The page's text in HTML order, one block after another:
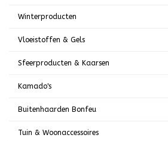
Winterproducten
Vloeistoffen & Gels
Sfeerproducten & Kaarsen
Kamado's
Buitenhaarden Bonfeu
Tuin & Woonaccessoires